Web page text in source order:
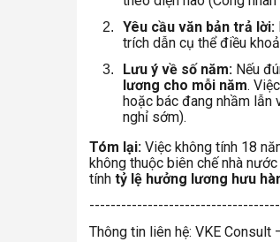
Yêu cầu văn bản trả lời:
trích dẫn cụ thể điều
Lưu ý về số năm: Nếu
lương cho mỗi năm.
hoặc bác đang nhầm
nghỉ sớm).
Tóm lại: Việc không tính 18
không thuộc biên chế nhà
tính tỷ lệ hưởng lương hưu
Thông tin liên hệ: VKE